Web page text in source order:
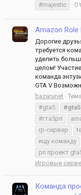
#majestic
Amazon
Дорогие
требуется
уделить
целом!
команда
GTA V
bazarunet Тема
#gta5
#гта5рп
rp-сервер
ищу команду
рп проект
Игровые
Команда